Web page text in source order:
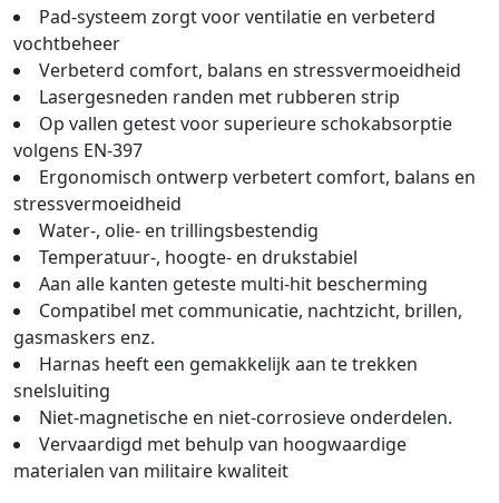
Pad-systeem zorgt voor ventilatie en verbeterd
vochtbeheer
Verbeterd comfort, balans en stressvermoeidheid
Lasergesneden randen met rubberen strip
Op vallen getest voor superieure schokabsorptie
volgens EN-397
Ergonomisch ontwerp verbetert comfort, balans en
stressvermoeidheid
Water-, olie- en trillingsbestendig
Temperatuur-, hoogte- en drukstabiel
Aan alle kanten geteste multi-hit bescherming
Compatibel met communicatie, nachtzicht, brillen,
gasmaskers enz.
Harnas heeft een gemakkelijk aan te trekken
snelsluiting
Niet-magnetische en niet-corrosieve onderdelen.
Vervaardigd met behulp van hoogwaardige
materialen van militaire kwaliteit